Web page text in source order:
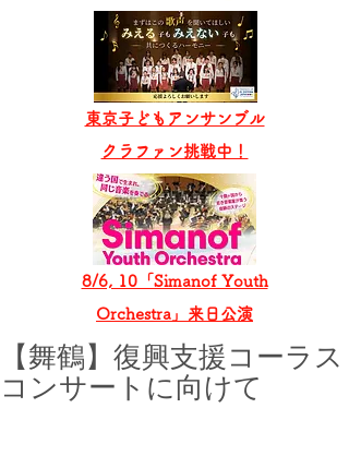
8/6, 10「Simanof Youth
Orchestra」来日公演
東京子どもアンサンブル
​クラファン挑戦中！
【舞鶴】復興支援コーラス
コンサートに向けて